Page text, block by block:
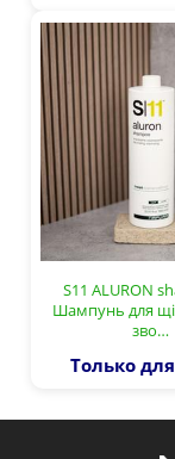
S11 ALURON
Шампунь для
зво…
Только